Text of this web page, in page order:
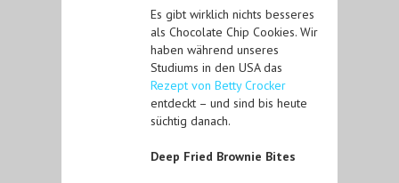
Es gibt wirklich nichts besseres
als Chocolate Chip Cookies. Wir
haben während unseres
Studiums in den USA das
Rezept von Betty Crocker
entdeckt – und sind bis heute
süchtig danach.
Deep Fried Brownie Bites